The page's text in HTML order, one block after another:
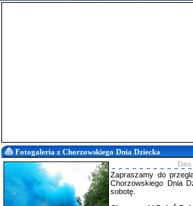
Fotogaleria z Chorzowskiego Dnia Dziecka
Zapraszamy do
Chorzowskiego Dnia
sobotę.